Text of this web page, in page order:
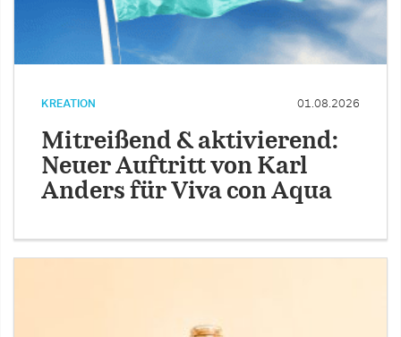
KREATION 01.08.2026
Mitreißend & aktivierend:
Neuer Auftritt von Karl
Anders für Viva con Aqua